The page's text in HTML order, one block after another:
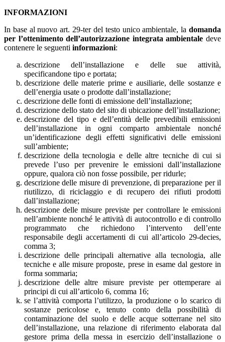
INFORMAZIONI
In base al nuovo art. 29-ter del testo unico ambientale, la domanda
per l’ottenimento dell’autorizzazione integrata ambientale deve
contenere le seguenti informazioni:
descrizione dell’installazione e delle sue attività,
specificandone tipo e portata;
descrizione delle materie prime e ausiliarie, delle sostanze e
dell’energia usate o prodotte dall’installazione;
descrizione delle fonti di emissione dell’installazione;
descrizione dello stato del sito di ubicazione dell’installazione;
descrizione del tipo e dell’entità delle prevedibili emissioni
dell’installazione in ogni comparto ambientale nonché
un’identificazione degli effetti significativi delle emissioni
sull’ambiente;
descrizione della tecnologia e delle altre tecniche di cui si
prevede l’uso per prevenire le emissioni dall’installazione
oppure, qualora ciò non fosse possibile, per ridurle;
descrizione delle misure di prevenzione, di preparazione per il
riutilizzo, di riciclaggio e di recupero dei rifiuti prodotti
dall’installazione;
descrizione delle misure previste per controllare le emissioni
nell’ambiente nonché le attività di autocontrollo e di controllo
programmato che richiedono l’intervento dell’ente
responsabile degli accertamenti di cui all’articolo 29-decies,
comma 3;
descrizione delle principali alternative alla tecnologia, alle
tecniche e alle misure proposte, prese in esame dal gestore in
forma sommaria;
descrizione delle altre misure previste per ottemperare ai
principi di cui all’articolo 6, comma 16;
se l’attività comporta l’utilizzo, la produzione o lo scarico di
sostanze pericolose e, tenuto conto della possibilità di
contaminazione del suolo e delle acque sotterrane nel sito
dell’installazione, una relazione di riferimento elaborata dal
gestore prima della messa in esercizio dell’installazione o